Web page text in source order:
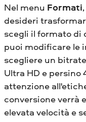
Nel menu Formati
desideri
scegli il formato di
puoi modificare le
scegliere un
Ultra HD e persino
attenzione
conversione verrà
elevata velocità e